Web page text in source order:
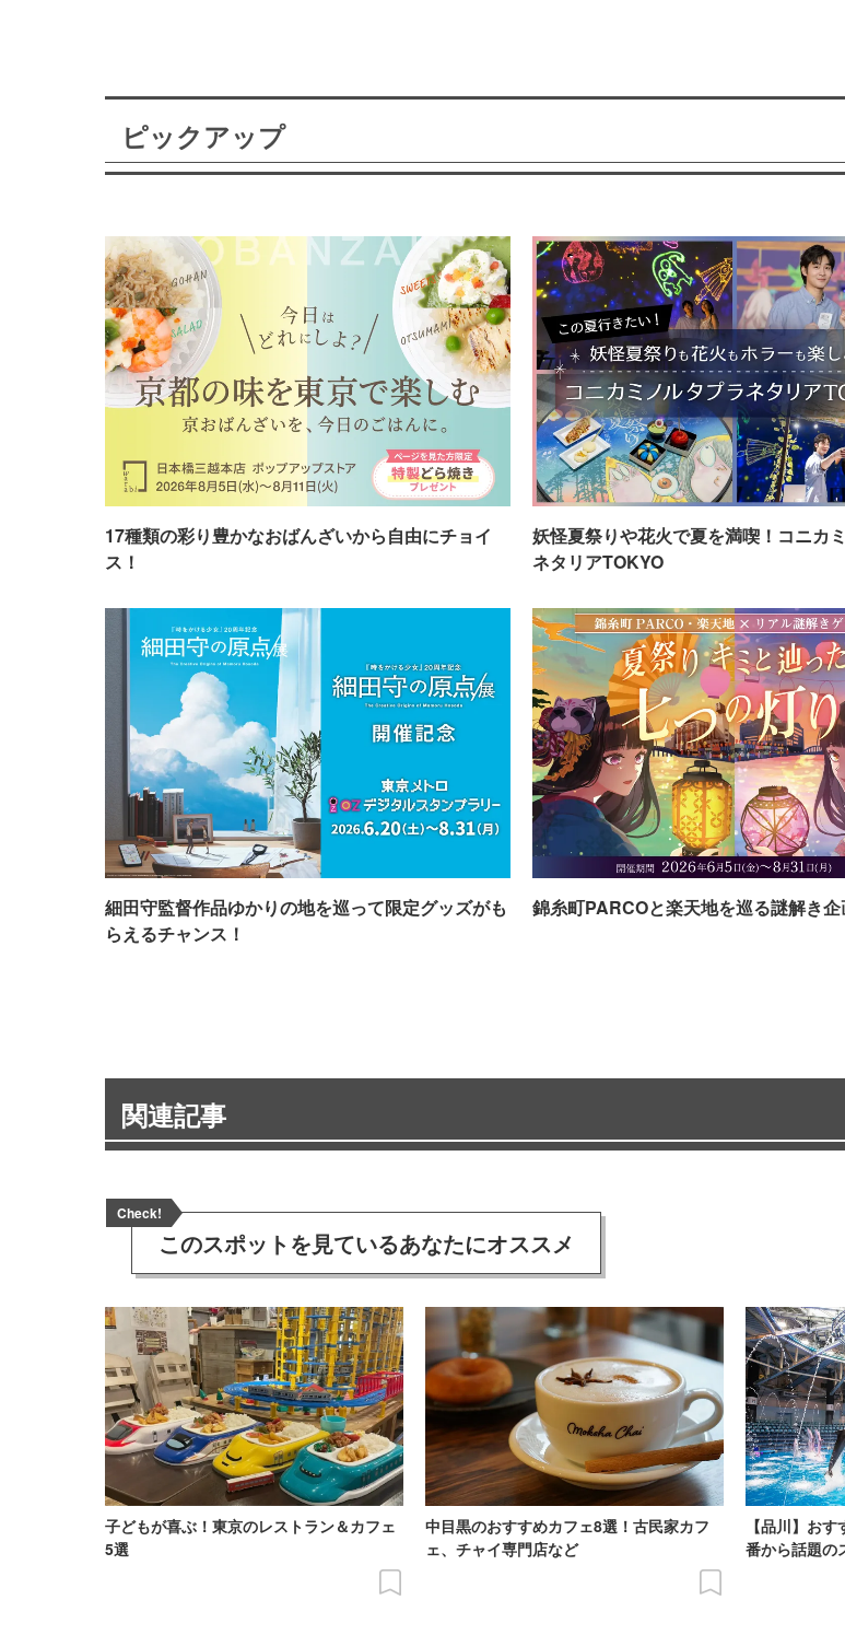
ピックアップ
17種類の彩り豊かなおばんざいから自由にチョイ
ス！
妖怪夏祭りや花火で夏を満喫！コニカ
ネタリアTOKYO
細田守監督作品ゆかりの地を巡って限定グッズがも
らえるチャンス！
錦糸町PARCOと楽天地を巡る謎解き企
関連記事
Check!
このスポットを見ているあなたにオススメ
子どもが喜ぶ！東京のレストラン＆カフェ
5選
中目黒のおすすめカフェ8選！古民家カフ
ェ、チャイ専門店など
【品川】お
番から話題の